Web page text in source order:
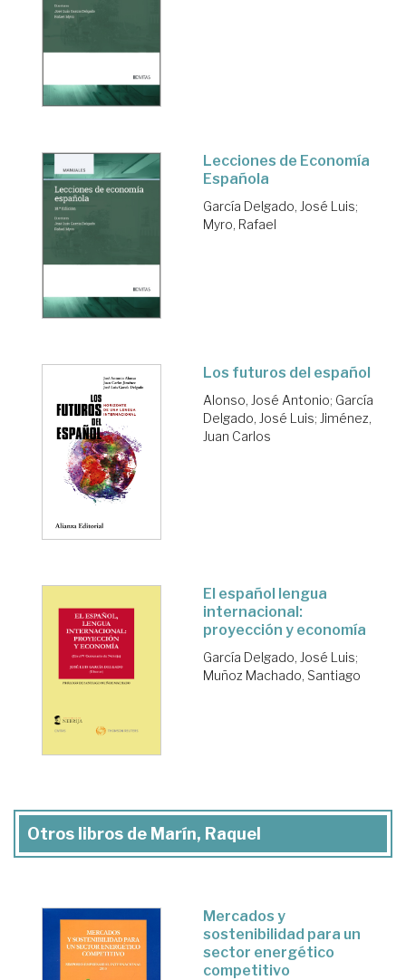
Lecciones de Economía
Española
García Delgado, José Luis;
Myro, Rafael
Los futuros del español
Alonso, José Antonio; García
Delgado, José Luis; Jiménez,
Juan Carlos
El español lengua
internacional:
proyección y economía
García Delgado, José Luis;
Muñoz Machado, Santiago
Otros libros de Marín, Raquel
Mercados y
sostenibilidad para un
sector energético
competitivo